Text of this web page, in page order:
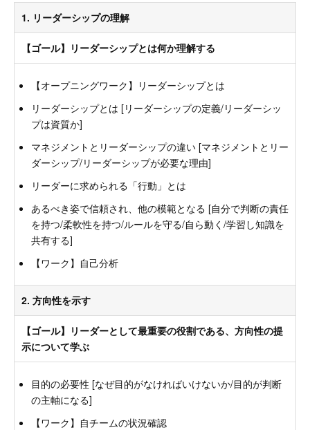
1. リーダーシップの理解
【ゴール】リーダーシップとは何か理解する
【オープニングワーク】リーダーシップとは
リーダーシップとは [リーダーシップの定義/リーダーシッ
プは資質か]
マネジメントとリーダーシップの違い [マネジメントとリー
ダーシップ/リーダーシップが必要な理由]
リーダーに求められる「行動」とは
あるべき姿で信頼され、他の模範となる [自分で判断の責任
を持つ/柔軟性を持つ/ルールを守る/自ら動く/学習し知識を
共有する]
【ワーク】自己分析
2. 方向性を示す
【ゴール】リーダーとして最重要の役割である、方向性の提
示について学ぶ
目的の必要性 [なぜ目的がなければいけないか/目的が判断
の主軸になる]
【ワーク】自チームの状況確認